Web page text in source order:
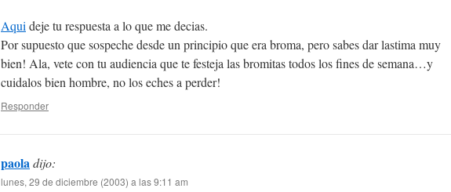
Aqui deje tu respuesta a lo que me decias.
Por supuesto que sospeche desde un principio que era broma, pero sabes dar lastima muy
bien! Ala, vete con tu audiencia que te festeja las bromitas todos los fines de semana…y
cuidalos bien hombre, no los eches a perder!
Responder
paoladijo:
lunes, 29 de diciembre (2003) a las 9:11 am